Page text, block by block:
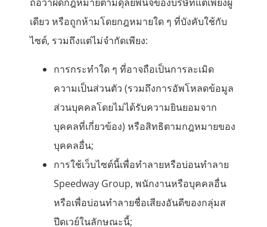
เดียว หรือถูกห้ามโดยกฎหมายใด ๆ ที่บังคับใช้กับ
ไซต์, รวมถึงแต่ไม่จำกัดเพียง:
การกระทำใด ๆ ที่อาจถือเป็นการละเมิด
ความเป็นส่วนตัว (รวมถึงการอัพโหลดข้อมูล
ส่วนบุคคลโดยไม่ได้รับความยินยอมจาก
บุคคลที่เกี่ยวข้อง) หรือสิทธิตามกฎหมายของ
บุคคลอื่น;
การใช้เว็บไซต์นี้เพื่อทำลายหรือบ่อนทำลาย
Speedway Group, พนักงานหรือบุคคลอื่น
หรือเพื่อบ่อนทำลายชื่อเสียงอันดีของกลุ่มส
ปีดเวย์ในลักษณะนี้;